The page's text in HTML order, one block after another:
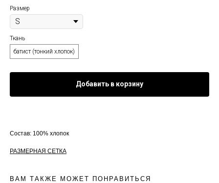
Размер
Ткань
батист (тонкий хлопок)
Добавить в корзину
Состав: 100% хлопок
РАЗМЕРНАЯ СЕТКА
ВАМ ТАКЖЕ МОЖЕТ ПОНРАВИТЬСЯ